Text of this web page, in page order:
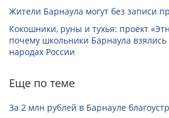
Жители Барнаула могут без записи
Кокошники, руны и тухья: проект
почему школьники Барнаула
народах России
Еще по теме
За 2 млн рублей в Барнауле